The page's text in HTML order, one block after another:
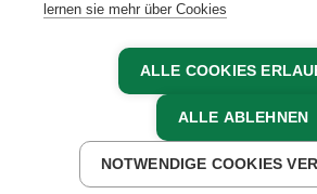
JETZT ANFRAGEN
lernen sie mehr über Cookies
ALLE COOKIES
ALLE ABLEHNEN
NOTWENDIGE COOKIES